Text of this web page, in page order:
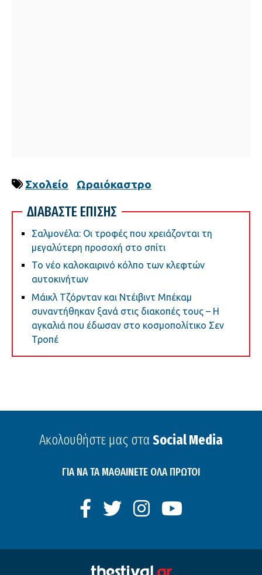
Σχολείο Ωραιόκαστρο
ΔΙΑΒΑΣΤΕ ΕΠΙΣΗΣ
Σαλμονέλα: Οι τροφές που χρειάζονται τη
μεγαλύτερη προσοχή στο σπίτι
Το νέο καλοκαιρινό κόλπο των κλεφτών
αυτοκινήτων
Μάικλ Τζόρνταν και Ντέιβιντ Μπέκαμ
συναντήθηκαν ξανά στις διακοπές τους – Η
αγκαλιά που έδωσαν στο κοσμοπολίτικο Σεν
Τροπέ
Ακολουθήστε μας στα Social Media
ΓΙΑ ΝΑ ΤΑ ΜΑΘΑΙΝΕΤΕ ΟΛΑ ΠΡΩΤΟΙ